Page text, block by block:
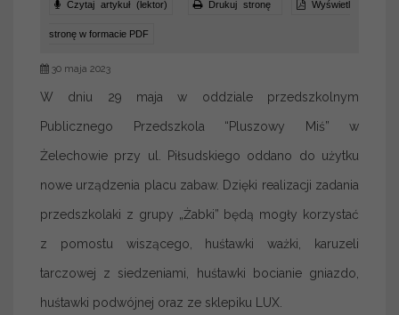
Czytaj artykuł (lektor) Drukuj stronę Wyświetl
stronę w formacie PDF
30 maja 2023
W dniu 29 maja w oddziale przedszkolnym
Publicznego Przedszkola “Pluszowy Miś” w
Żelechowie przy ul. Piłsudskiego oddano do użytku
nowe urządzenia placu zabaw. Dzięki realizacji zadania
przedszkolaki z grupy „Żabki” będą mogły korzystać
z pomostu wiszącego, huśtawki ważki, karuzeli
tarczowej z siedzeniami, huśtawki bocianie gniazdo,
huśtawki podwójnej oraz ze sklepiku LUX.